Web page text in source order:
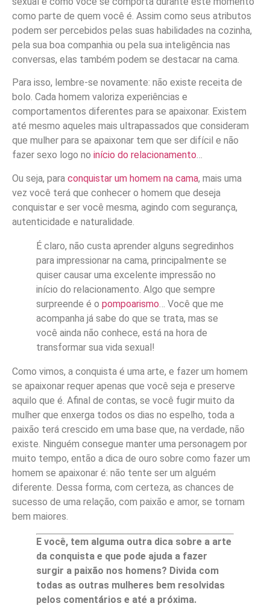
como parte de quem você é. Assim como seus atributos
podem ser percebidos pelas suas habilidades na cozinha,
pela sua boa companhia ou pela sua inteligência nas
conversas, elas também podem se destacar na cama.
Para isso, lembre-se novamente: não existe receita de
bolo. Cada homem valoriza experiências e
comportamentos diferentes para se apaixonar. Existem
até mesmo aqueles mais ultrapassados que consideram
que mulher para se apaixonar tem que ser difícil e não
fazer sexo logo no início do relacionamento…
Ou seja, para conquistar um homem na cama, mais uma
vez você terá que conhecer o homem que deseja
conquistar e ser você mesma, agindo com segurança,
autenticidade e naturalidade.
É claro, não custa aprender alguns segredinhos
para impressionar na cama, principalmente se
quiser causar uma excelente impressão no
início do relacionamento. Algo que sempre
surpreende é o pompoarismo… Você que me
acompanha já sabe do que se trata, mas se
você ainda não conhece, está na hora de
transformar sua vida sexual!
Como vimos, a conquista é uma arte, e fazer um homem
se apaixonar requer apenas que você seja e preserve
aquilo que é. Afinal de contas, se você fugir muito da
mulher que enxerga todos os dias no espelho, toda a
paixão terá crescido em uma base que, na verdade, não
existe. Ninguém consegue manter uma personagem por
muito tempo, então a dica de ouro sobre como fazer um
homem se apaixonar é: não tente ser um alguém
diferente. Dessa forma, com certeza, as chances de
sucesso de uma relação, com paixão e amor, se tornam
bem maiores.
E você, tem alguma outra dica sobre a arte
da conquista e que pode ajuda a fazer
surgir a paixão nos homens? Divida com
todas as outras mulheres bem resolvidas
pelos comentários e até a próxima.